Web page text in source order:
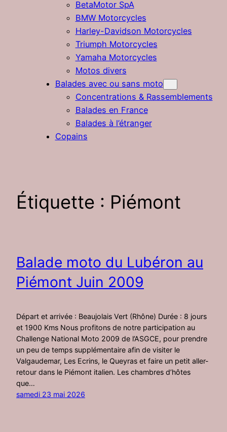
BetaMotor SpA
BMW Motorcycles
Harley-Davidson Motorcycles
Triumph Motorcycles
Yamaha Motorcycles
Motos divers
Balades avec ou sans moto
Concentrations & Rassemblements
Balades en France
Balades à l’étranger
Copains
Étiquette : Piémont
Balade moto du Lubéron au
Piémont Juin 2009
Départ et arrivée : Beaujolais Vert (Rhône) Durée : 8 jours
et 1900 Kms Nous profitons de notre participation au
Challenge National Moto 2009 de l’ASGCE, pour prendre
un peu de temps supplémentaire afin de visiter le
Valgaudemar, Les Ecrins, le Queyras et faire un petit aller-
retour dans le Piémont italien. Les chambres d’hôtes
que…
samedi 23 mai 2026